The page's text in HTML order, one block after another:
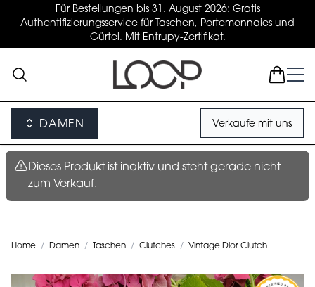
Für Bestellungen bis 31. August 2026: Gratis
Authentifizierungsservice für Taschen, Portemonnaies und
Gürtel. Mit Entrupy-Zertifikat.
DAMEN Verkaufe mit uns
Dieses Produkt ist inaktiv und steht gerade nicht
zum Verkauf.
Home / Damen / Taschen / Clutches / Vintage Dior Clutch